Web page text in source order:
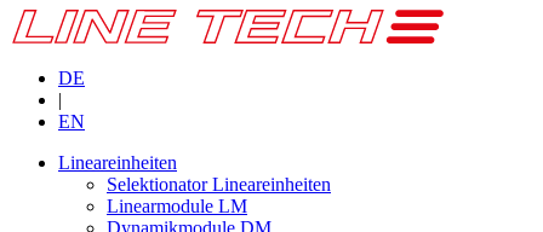
DE
|
EN
Lineareinheiten
Selektionator Lineareinheiten
Linearmodule LM
Dynamikmodule DM